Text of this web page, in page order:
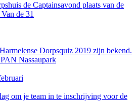
de Captainsavond plaats van de
de 31
Dorpsquiz 2019 zijn bekend.
Nassaupark
om je team in te inschrijving voor de